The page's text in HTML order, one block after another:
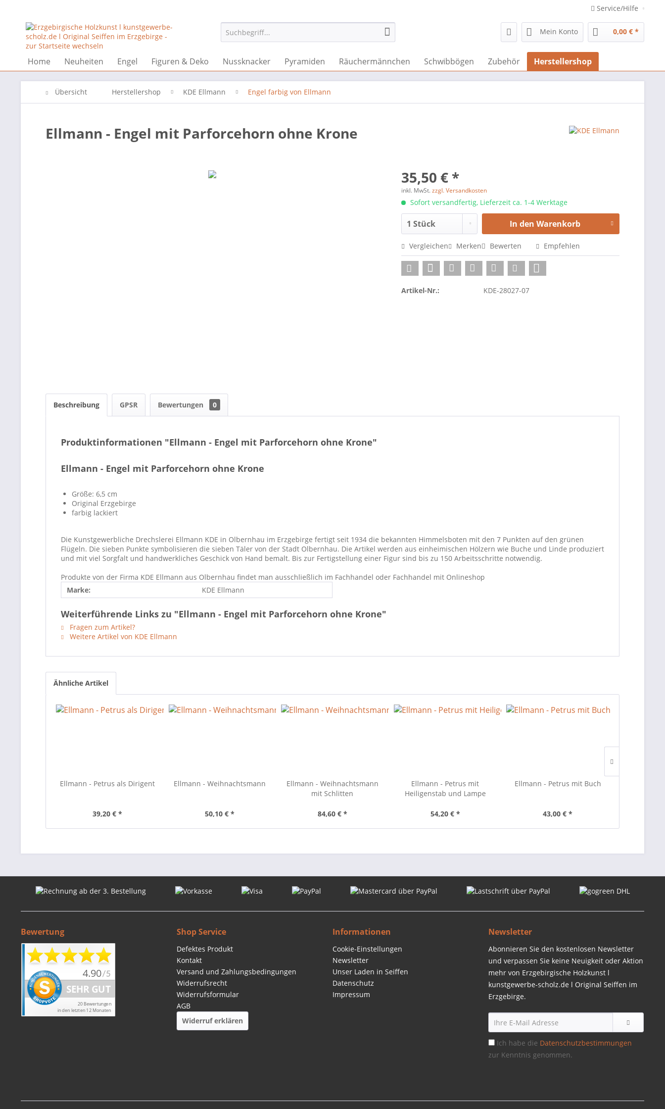
Service/Hilfe
Mein Konto 0,00 € *
Home Neuheiten Engel Figuren & Deko Nussknacker Pyramiden Räuchermännchen Schwibbögen Zubehör Herstellershop
Übersicht Herstellershop KDE Ellmann Engel farbig von Ellmann
Ellmann - Engel mit Parforcehorn ohne Krone
35,50 € *
inkl. MwSt.zzgl. Versandkosten
Sofort versandfertig, Lieferzeit ca. 1-4 Werktage
In den Warenkorb
Vergleichen Merken Bewerten Empfehlen
Artikel-Nr.: KDE-28027-07
Beschreibung GPSR Bewertungen 0
Produktinformationen "Ellmann - Engel mit Parforcehorn ohne Krone"
Ellmann - Engel mit Parforcehorn ohne Krone
Größe: 6,5 cm
Original Erzgebirge
farbig lackiert
Die Kunstgewerbliche Drechslerei Ellmann KDE in Olbernhau im Erzgebirge fertigt seit 1934 die bekannten Himmelsboten mit den 7 Punkten auf den grünen
Flügeln. Die sieben Punkte symbolisieren die sieben Täler von der Stadt Olbernhau. Die Artikel werden aus einheimischen Hölzern wie Buche und Linde produziert
und mit viel Sorgfalt und handwerkliches Geschick von Hand bemalt. Bis zur Fertigstellung einer Figur sind bis zu 150 Arbeitsschritte notwendig.
Produkte von der Firma KDE Ellmann aus Olbernhau findet man ausschließlich im Fachhandel oder Fachhandel mit Onlineshop
Marke:
KDE Ellmann
Weiterführende Links zu "Ellmann - Engel mit Parforcehorn ohne Krone"
Fragen zum Artikel?
Weitere Artikel von KDE Ellmann
Ähnliche Artikel
Ellmann - Petrus als Dirigent
39,20 € *
Ellmann - Weihnachtsmann
50,10 € *
Ellmann - Weihnachtsmann
mit Schlitten
84,60 € *
Ellmann - Petrus mit
Heiligenstab und Lampe
54,20 € *
Ellmann - Petrus mit Buch
43,00 € *
Bewertung Shop Service
Defektes Produkt
Kontakt
Versand und Zahlungsbedingungen
Widerrufsrecht
Widerrufsformular
AGB
Widerruf erklären
Informationen
Cookie-Einstellungen
Newsletter
Unser Laden in Seiffen
Datenschutz
Impressum
Newsletter
Abonnieren Sie den kostenlosen Newsletter
und verpassen Sie keine Neuigkeit oder Aktion
mehr von Erzgebirgische Holzkunst l
kunstgewerbe-scholz.de l Original Seiffen im
Erzgebirge.
Ich habe die Datenschutzbestimmungen
zur Kenntnis genommen.